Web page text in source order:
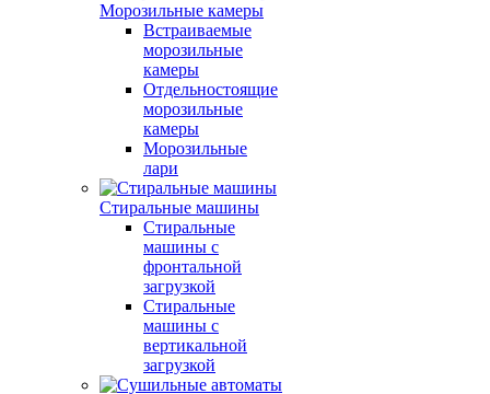
Морозильные камеры
Встраиваемые
морозильные
камеры
Отдельностоящие
морозильные
камеры
Морозильные
лари
Стиральные машины
Стиральные
машины с
фронтальной
загрузкой
Стиральные
машины с
вертикальной
загрузкой